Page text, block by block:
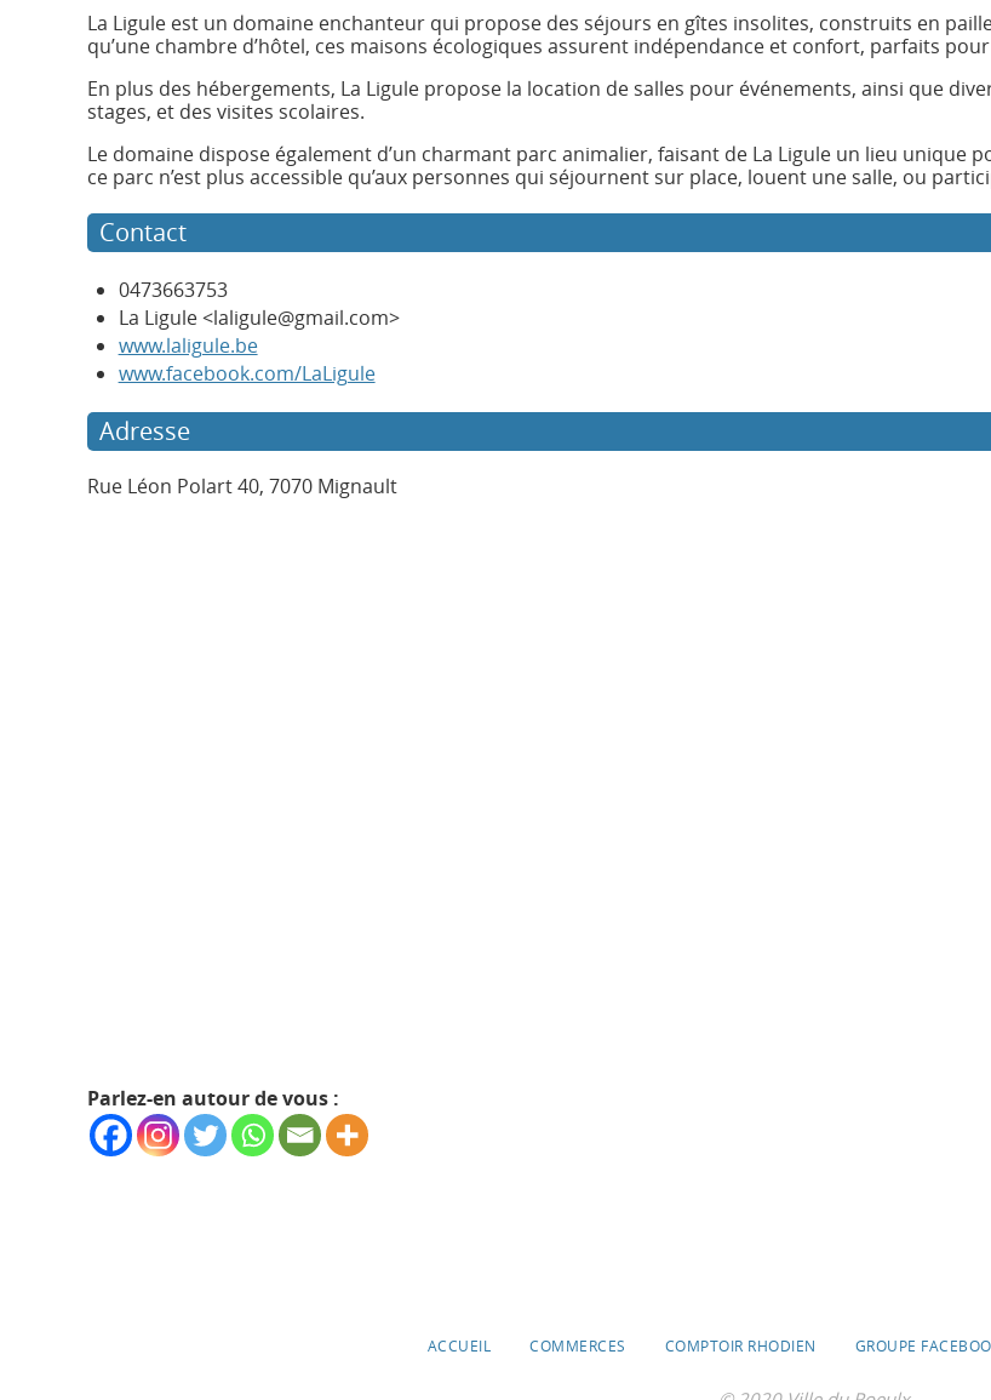
La Ligule est un domaine enchanteur qui propose des séjours en gîtes insolites, construits en
qu’une chambre d’hôtel, ces maisons écologiques assurent indépendance et confort, parfaits
En plus des hébergements, La Ligule propose la location de salles pour événements, ainsi que
stages, et des visites scolaires.
Le domaine dispose également d’un charmant parc animalier, faisant de La Ligule un lieu unique
ce parc n’est plus accessible qu’aux personnes qui séjournent sur place, louent une salle, ou
Contact
0473663753
La Ligule <laligule@gmail.com>
www.laligule.be
www.facebook.com/LaLigule
Adresse
Rue Léon Polart 40, 7070 Mignault
Parlez-en autour de vous :
ACCUEIL COMMERCES COMPTOIR RHODIEN GROUPE